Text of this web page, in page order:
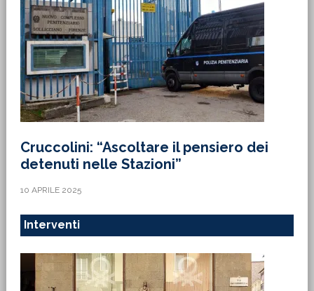
Cruccolini: “Ascoltare il pensiero dei
detenuti nelle Stazioni”
10 APRILE 2025
Interventi